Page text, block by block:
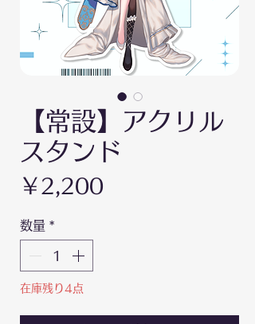
【常設】アクリル
スタンド
￥2,200
数量 *
在庫残り4点